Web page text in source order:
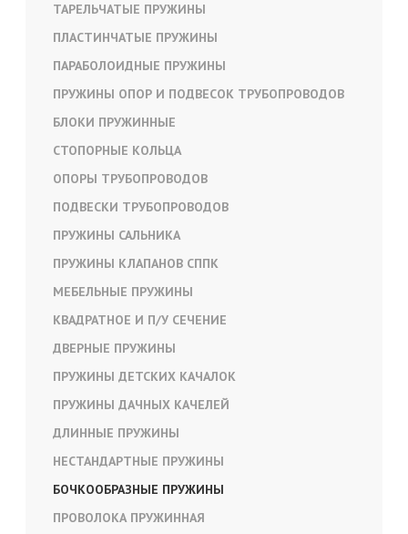
ТАРЕЛЬЧАТЫЕ ПРУЖИНЫ
ПЛАСТИНЧАТЫЕ ПРУЖИНЫ
ПАРАБОЛОИДНЫЕ ПРУЖИНЫ
ПРУЖИНЫ ОПОР И ПОДВЕСОК ТРУБОПРОВОДОВ
БЛОКИ ПРУЖИННЫЕ
СТОПОРНЫЕ КОЛЬЦА
ОПОРЫ ТРУБОПРОВОДОВ
ПОДВЕСКИ ТРУБОПРОВОДОВ
ПРУЖИНЫ САЛЬНИКА
ПРУЖИНЫ КЛАПАНОВ СППК
МЕБЕЛЬНЫЕ ПРУЖИНЫ
КВАДРАТНОЕ И П/У СЕЧЕНИЕ
ДВЕРНЫЕ ПРУЖИНЫ
ПРУЖИНЫ ДЕТСКИХ КАЧАЛОК
ПРУЖИНЫ ДАЧНЫХ КАЧЕЛЕЙ
ДЛИННЫЕ ПРУЖИНЫ
НЕСТАНДАРТНЫЕ ПРУЖИНЫ
БОЧКООБРАЗНЫЕ ПРУЖИНЫ
ПРОВОЛОКА ПРУЖИННАЯ